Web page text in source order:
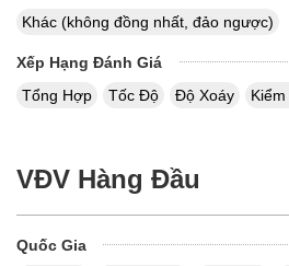
Khác (không đồng nhất, đảo ngược)
Xếp Hạng Đánh Giá
Tổng Hợp
Tốc Độ Độ Xoáy
VĐV Hàng Đầu
Quốc Gia